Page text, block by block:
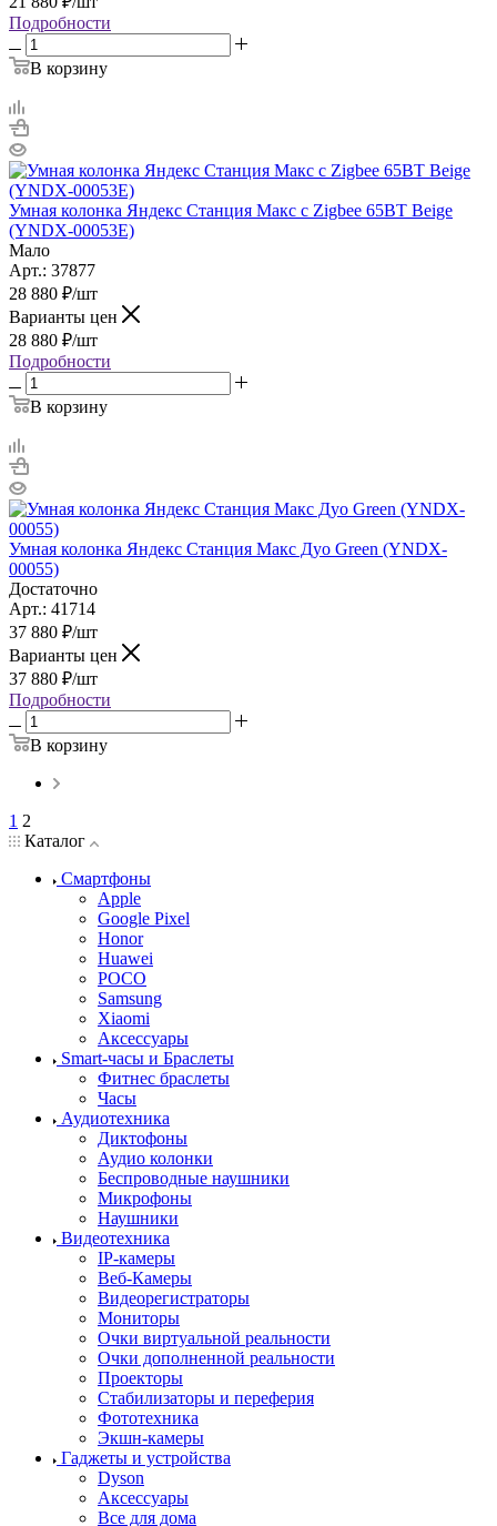
Подробности
В корзину
Умная колонка Яндекс Станция Макс с Zigbee 65ВТ Beige
(YNDX-00053E)
Мало
Арт.: 37877
28 880 ₽/шт
Варианты цен
28 880 ₽/шт
Подробности
В корзину
Умная колонка Яндекс Станция Макс Дуо Green (YNDX-
00055)
Достаточно
Арт.: 41714
37 880 ₽/шт
Варианты цен
37 880 ₽/шт
Подробности
В корзину
1 2
Каталог
Смартфоны
Apple
Google Pixel
Honor
Huawei
POCO
Samsung
Xiaomi
Аксессуары
Smart-часы и Браслеты
Фитнес браслеты
Часы
Аудиотехника
Диктофоны
Аудио колонки
Беспроводные наушники
Микрофоны
Наушники
Видеотехника
IP-камеры
Веб-Камеры
Видеорегистраторы
Мониторы
Очки виртуальной реальности
Очки дополненной реальности
Проекторы
Стабилизаторы и переферия
Фототехника
Экшн-камеры
Гаджеты и устройства
Dyson
Аксессуары
Все для дома